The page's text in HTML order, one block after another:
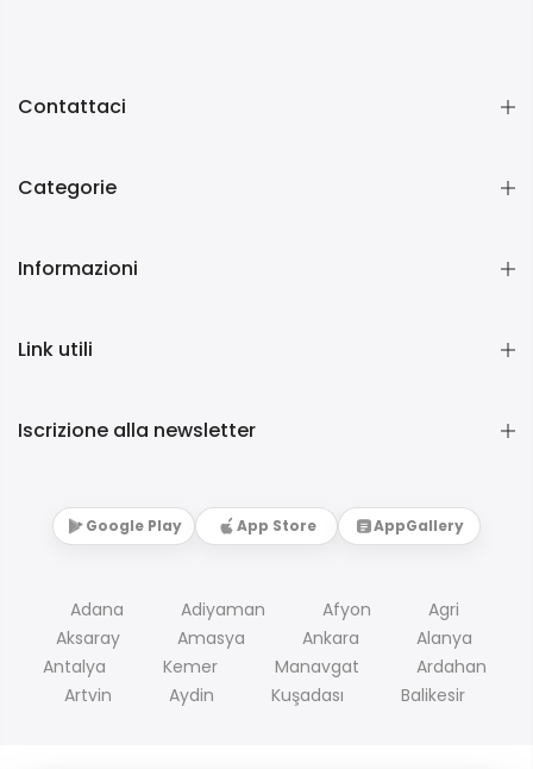
Contattaci
Categorie
Informazioni
Link utili
Iscrizione alla newsletter
Google Play App Store AppGallery
Adana Adiyaman Afyon
Agri
Aksaray
Amasya Ankara
Alanya
Antalya
Kemer Manavgat
Ardahan
Artvin
Aydin Kuşadası Balikesir